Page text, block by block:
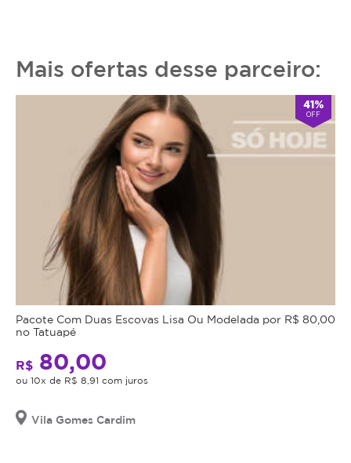
Mais ofertas desse parceiro:
41%
OFF
Pacote Com Duas Escovas Lisa Ou Modelada por R$ 80,00
no Tatuapé
R$ 80,00
ou 10x de R$ 8,91 com juros
Vila Gomes Cardim